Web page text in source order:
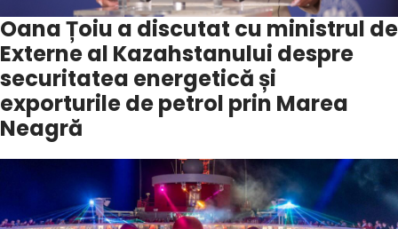
Oana Țoiu a discutat cu ministrul de
Externe al Kazahstanului despre
securitatea energetică și
exporturile de petrol prin Marea
Neagră